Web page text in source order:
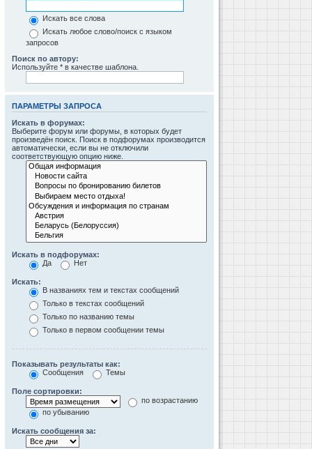
Искать все слова
Искать любое слово/поиск с языком
запросов
Поиск по автору:
Используйте * в качестве шаблона.
ПАРАМЕТРЫ ЗАПРОСА
Искать в форумах:
Выберите форум или форумы, в которых будет
произведён поиск. Поиск в подфорумах производится
автоматически, если вы не отключили
соответствующую опцию ниже.
Искать в подфорумах:
Да
Нет
Искать:
В названиях тем и текстах сообщений
Только в текстах сообщений
Только по названию темы
Только в первом сообщении темы
Показывать результаты как:
Сообщения
Темы
Поле сортировки:
по возрастанию
по убыванию
Искать сообщения за: